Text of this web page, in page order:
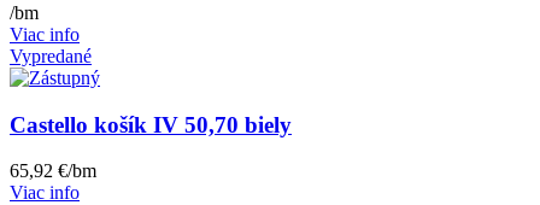
/bm
Viac info
Vypredané
Castello košík IV 50,70 biely
65,92 €/bm
Viac info